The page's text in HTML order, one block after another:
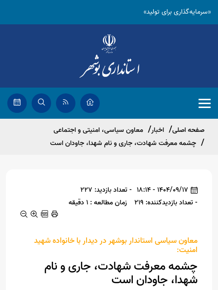
«سرمایه‌گذاری برای تولید»
صفحه اصلی اخبار
معاون سیاسی، امنیتی و اجتماعی
چشمه معرفت شهادت، جاری و نام شهدا، جاودان است
1404/09/17 - 18:14
- تعداد بازدید: 227
- تعداد بازدیدکننده: 219
زمان مطالعه : 1 دقیقه
معاون سیاسی استاندار بوشهر در دیدار با خانواده شهید
امنیت:
چشمه معرفت شهادت، جاری و نام
شهدا، جاودان است